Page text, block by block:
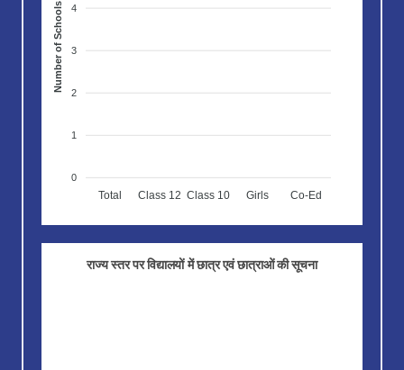
4
3
2
1
0
Number of Schools
Total Class 12 Class 10 Girls Co-Ed
राज्य स्तर पर विद्यालयों में छात्र एवं छात्राओं की सूचना